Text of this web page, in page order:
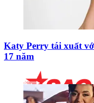
Katy Perry tái xuất
17 năm